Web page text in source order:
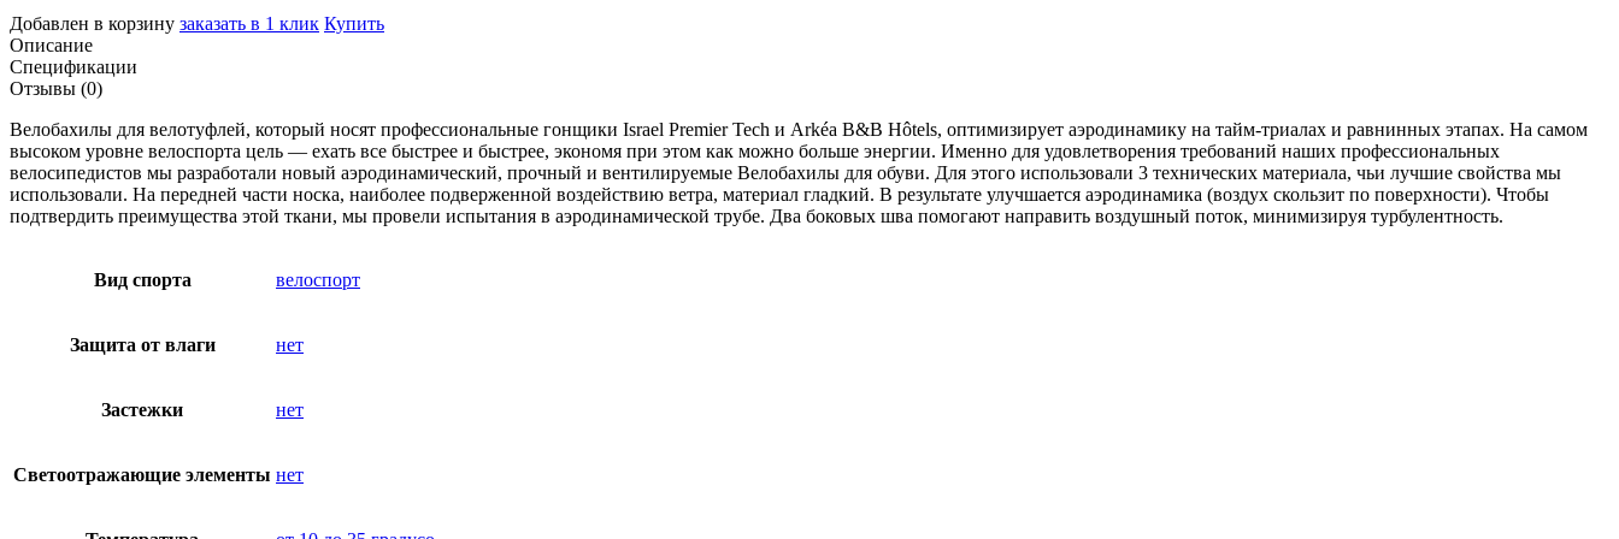
Добавлен в корзину заказать в 1 клик Купить
Описание
Спецификации
Отзывы (0)
Велобахилы для велотуфлей, который носят профессиональные гонщики Israel Premier Tech и Arkéa B&B Hôtels, оптимизирует аэродинамику на тайм-триалах и равнинных этапах. На самом
высоком уровне велоспорта цель — ехать все быстрее и быстрее, экономя при этом как можно больше энергии. Именно для удовлетворения требований наших профессиональных
велосипедистов мы разработали новый аэродинамический, прочный и вентилируемые Велобахилы для обуви. Для этого использовали 3 технических материала, чьи лучшие свойства мы
использовали. На передней части носка, наиболее подверженной воздействию ветра, материал гладкий. В результате улучшается аэродинамика (воздух скользит по поверхности). Чтобы
подтвердить преимущества этой ткани, мы провели испытания в аэродинамической трубе. Два боковых шва помогают направить воздушный поток, минимизируя турбулентность.
Вид спорта велоспорт
Защита от влаги нет
Застежки нет
Светоотражающие элементы нет